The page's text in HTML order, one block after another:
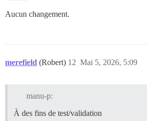
Aucun changement.
merefield (Robert) Mai 5, 2026, 5:09
12
manu-p:
À des fins de test/validation